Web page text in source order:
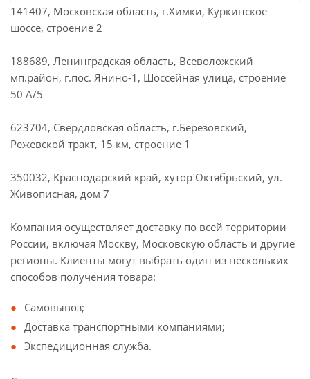
141407, Московская область, г.Химки, Куркинское
шоссе, строение 2
188689, Ленинградская область, Всеволожский
мп.район, г.пос. Янино-1, Шоссейная улица, строение
50 А/5
623704, Свердловская область, г.Березовский,
Режевской тракт, 15 км, строение 1
350032, Краснодарский край, хутор Октябрьский, ул.
Живописная, дом 7
Компания осуществляет доставку по всей территории
России, включая Москву, Московскую область и другие
регионы. Клиенты могут выбрать один из нескольких
способов получения товара:
Самовывоз;
Доставка транспортными компаниями;
Экспедиционная служба.